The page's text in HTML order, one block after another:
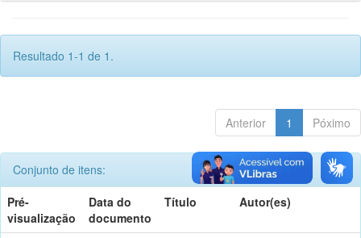
Resultado 1-1 de 1.
Anterior 1 Póximo
Conjunto de itens:
Pré-
visualização
Data do
documento
Título Autor(es)